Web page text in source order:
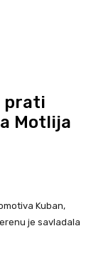
prati
Motlija
Kuban,
je savladala